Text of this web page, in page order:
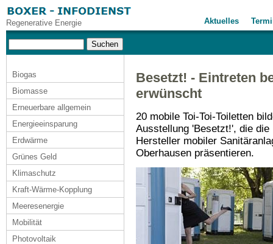
Regenerative Energie Aktuelles
Biogas
Biomasse
Erneuerbare allgemein
Energieeinsparung
Erdwärme
Grünes Geld
Klimaschutz
Kraft-Wärme-Kopplung
Meeresenergie
Mobilität
Photovoltaik
Besetzt! - Eintreten
erwünscht
20 mobile Toi-Toi-Toiletten
Ausstellung 'Besetzt!', die
Hersteller mobiler
Oberhausen präsentieren.